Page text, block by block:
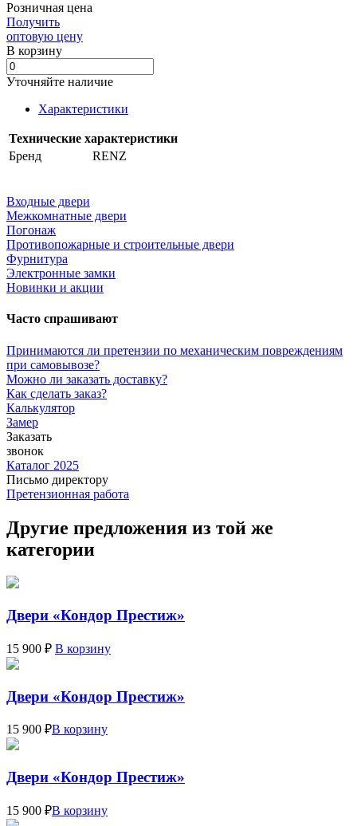
Розничная цена
Получить
оптовую цену
В корзинy
Уточняйте наличие
Характеристики
Технические характеристики
Бренд
RENZ
Входные двери
Межкомнатные двери
Погонаж
Противопожарные и строительные двери
Фурнитура
Электронные замки
Новинки и акции
Часто спрашивают
Принимаются ли претензии по механическим повреждениям
при самовывозе?
Можно ли заказать доставку?
Как сделать заказ?
Калькулятор
Замер
Заказать
звонок
Каталог 2025
Письмо директору
Претензионная работа
Другие предложения из той же
категории
Двери «Кондор Престиж»
15 900 ₽ В корзину
Двери «Кондор Престиж»
15 900 ₽В корзину
Двери «Кондор Престиж»
15 900 ₽В корзину